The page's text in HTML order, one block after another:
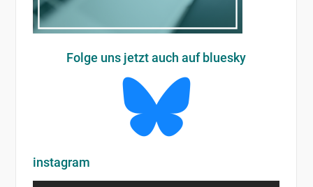
Folge uns jetzt auch auf bluesky
instagram